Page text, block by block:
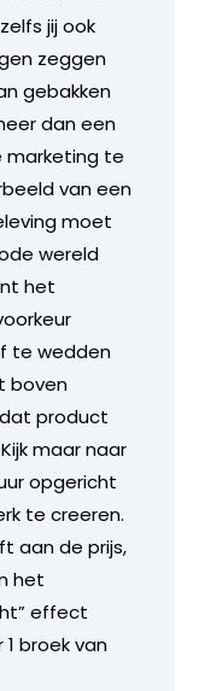
jij ook
zeggen
gebakken
dan een
marketing te
van een
moet
wereld
het
te wedden
boven
product
maar naar
opgericht
te creeren.
aan de prijs,
het
effect
broek van